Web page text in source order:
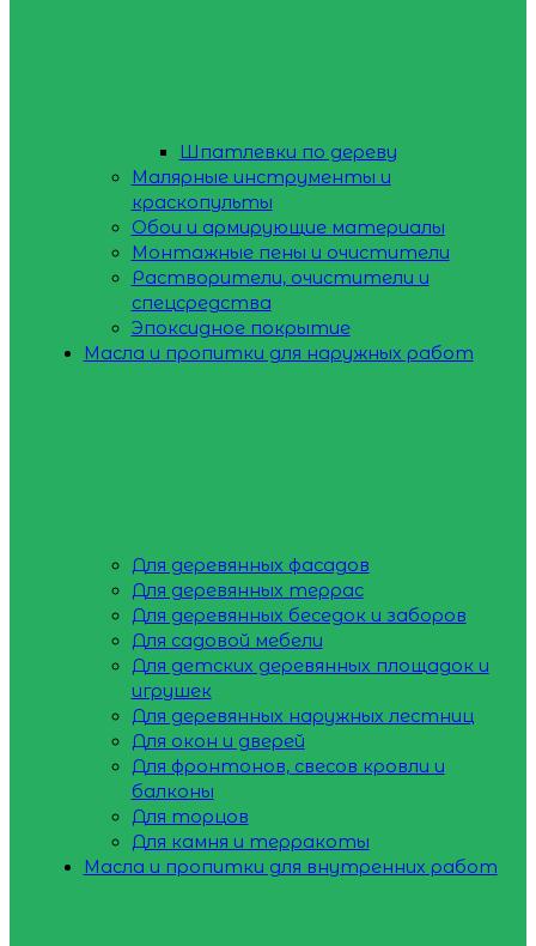
Шпатлевки по дереву
Малярные инструменты и
краскопульты
Обои и армирующие материалы
Монтажные пены и очистители
Растворители, очистители и
спецсредства
Эпоксидное покрытие
Масла и пропитки для наружных работ
Для деревянных фасадов
Для деревянных террас
Для деревянных беседок и заборов
Для садовой мебели
Для детских деревянных площадок и
игрушек
Для деревянных наружных лестниц
Для окон и дверей
Для фронтонов, свесов кровли и
балконы
Для торцов
Для камня и терракоты
Масла и пропитки для внутренних работ